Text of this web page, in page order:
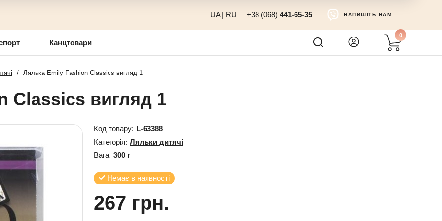
UA| RU +38 (068) 441-65-35 НАПИШІТЬ НАМ
Канцтовари
0
/ Лялька Emily Fashion Classics вигляд 1
Classics вигляд 1
Код товару: L-63388
Категорія: Ляльки дитячі
Вага: 300 г
Немає в наявності
267 грн.